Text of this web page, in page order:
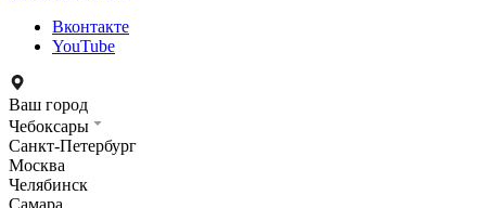
Вконтакте
YouTube
Ваш город
Чебоксары
Санкт-Петербург
Москва
Челябинск
Самара